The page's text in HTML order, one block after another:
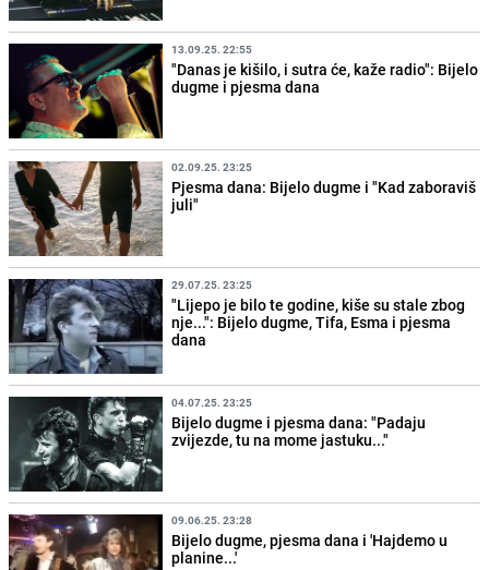
13.09.25. 22:55
"Danas je kišilo, i sutra će, kaže radio": Bijelo
dugme i pjesma dana
02.09.25. 23:25
Pjesma dana: Bijelo dugme i "Kad zaboraviš
juli"
29.07.25. 23:25
"Lijepo je bilo te godine, kiše su stale zbog
nje...": Bijelo dugme, Tifa, Esma i pjesma
dana
04.07.25. 23:25
Bijelo dugme i pjesma dana: "Padaju
zvijezde, tu na mome jastuku..."
09.06.25. 23:28
Bijelo dugme, pjesma dana i 'Hajdemo u
planine...'